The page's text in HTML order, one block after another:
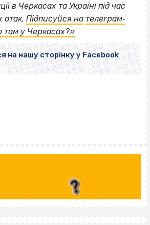
в Черкасах та Україні під час
атак. Підписуйся на телеграм‐
у Черкасах?»
ВІСІМНАДЦЯТЬ ТРИ НУЛІ
ВІСІМНАДЦЯТЬ ТРИ НУЛІ
ВІСІМНАДЦЯТЬ ТРИ НУЛІ
ВІСІМНАДЦЯТЬ ТРИ НУЛІ
ВІСІМНАДЦЯТЬ ТРИ НУЛІ
ВІСІМНАДЦЯТЬ ТРИ НУЛІ
ВІСІМНАДЦЯТЬ ТРИ НУЛІ
ВІСІМНАДЦЯТЬ ТРИ НУЛІ
на нашу сторінку у Facebook